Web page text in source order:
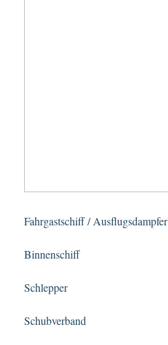
Fahrgastschiff / Ausflugsdampfer
Binnenschiff
Schlepper
Schubverband